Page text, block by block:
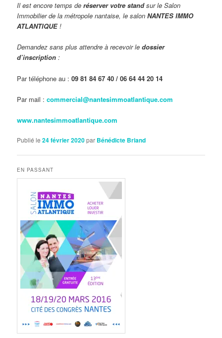
Il est encore temps deréserver votre standsur le Salon
Immobilier de la métropole nantaise, le salonNANTES IMMO
ATLANTIQUE!
Demandez sans plus attendre à recevoir ledossier
d’inscription :
Par téléphone au :09 81 84 67 40 / 06 64 44 20 14
Par mail :commercial@nantesimmoatlantique.com
www.nantesimmoatlantique.com
Publié le24 février 2020par Bénédicte Briand
EN PASSANT